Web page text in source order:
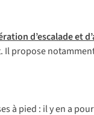
d’escalade et
à pied : il y en a pour